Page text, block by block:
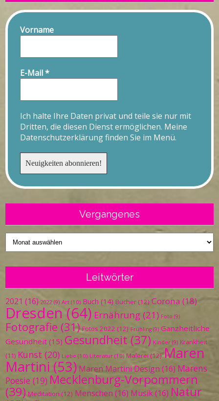
Vorname
E-Mail*
Ich halte Ihre Daten privat und teile sie nur mit
Dritten, die diesen Dienst ermöglichen. Meine
Datenschutzerklärung finden Sie im Menü.
Vergangenes
Vergangenes
Leitwörter
2021 (16) 2022 (9) Art (10) Buch (14) Bücher (12) Corona (18)
Dresden (64) Ernährung (21) Foto (9)
Fotografie (31) Fotos 2022 (12) Frühling (9) Ganzheitliche
Gesundheit (15) Gesundheit (37) Kinder (9) Krankheit
(11) Kunst (20) Liebe (10) Literatur (10) Malerei (12) Maren
Martini (53) Maren Martini Design (16) Marens
Poesie (19) Mecklenburg-Vorpommern
(39) Meditation (12) Menschen (16) Musik(16) Natur